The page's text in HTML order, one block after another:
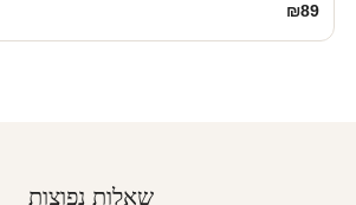
₪89
שאלות נפוצות